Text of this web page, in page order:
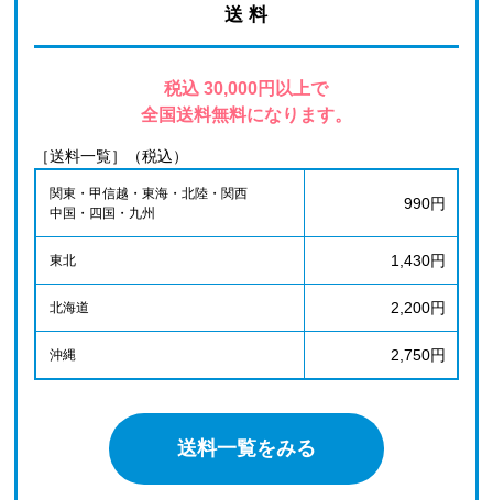
送 料
税込 30,000円以上で
全国送料無料になります。
［送料一覧］（税込）
関東・甲信越・東海・北陸・関西
中国・四国・九州
990円
東北 1,430円
北海道 2,200円
沖縄 2,750円
送料一覧をみる